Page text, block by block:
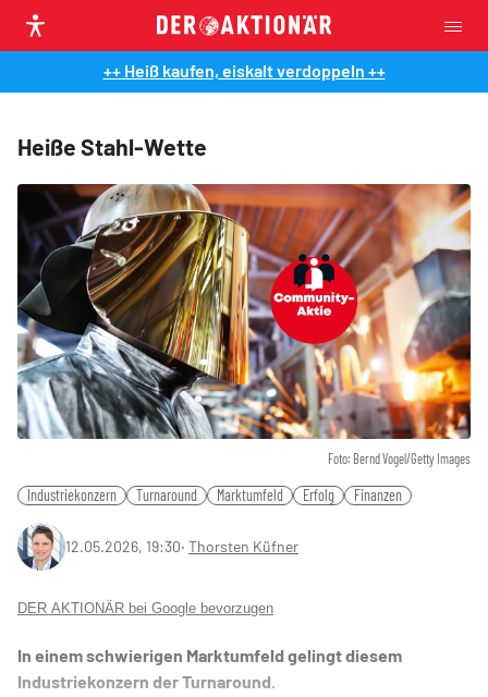
++ Heiß kaufen, eiskalt verdoppeln ++
Heiße Stahl-Wette
Foto: Bernd Vogel/Getty Images
Industriekonzern Turnaround Marktumfeld Erfolg Finanzen
12.05.2026, 19:30‧ Thorsten Küfner
DER AKTIONÄR bei Google bevorzugen
In einem schwierigen Marktumfeld gelingt diesem
Industriekonzern der Turnaround.